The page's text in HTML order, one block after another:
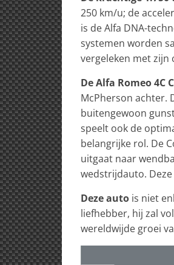
250 km/u; de
is de Alfa DNA-
systemen worden
vergeleken met
De Alfa Romeo 4C
McPherson achter.
buitengewoon
speelt ook de
belangrijke rol. De
uitgaat naar
wedstrijdauto.
Deze auto is niet
liefhebber, hij zal
wereldwijde groei